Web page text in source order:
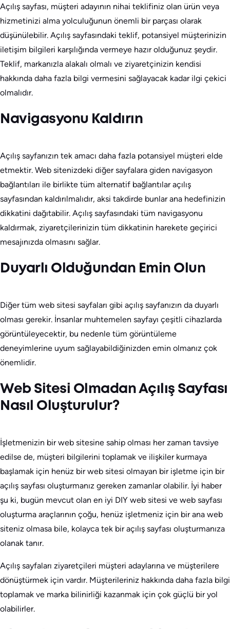
Açılış sayfası, müşteri adayının nihai teklifiniz olan ürün veya
hizmetinizi alma yolculuğunun önemli bir parçası olarak
düşünülebilir. Açılış sayfasındaki teklif, potansiyel müşterinizin
iletişim bilgileri karşılığında vermeye hazır olduğunuz şeydir.
Teklif, markanızla alakalı olmalı ve ziyaretçinizin kendisi
hakkında daha fazla bilgi vermesini sağlayacak kadar ilgi çekici
olmalıdır.
Navigasyonu Kaldırın
Açılış sayfanızın tek amacı daha fazla potansiyel müşteri elde
etmektir. Web sitenizdeki diğer sayfalara giden navigasyon
bağlantıları ile birlikte tüm alternatif bağlantılar açılış
sayfasından kaldırılmalıdır, aksi takdirde bunlar ana hedefinizin
dikkatini dağıtabilir. Açılış sayfasındaki tüm navigasyonu
kaldırmak, ziyaretçilerinizin tüm dikkatinin harekete geçirici
mesajınızda olmasını sağlar.
Duyarlı Olduğundan Emin Olun
Diğer tüm web sitesi sayfaları gibi açılış sayfanızın da duyarlı
olması gerekir. İnsanlar muhtemelen sayfayı çeşitli cihazlarda
görüntüleyecektir, bu nedenle tüm görüntüleme
deneyimlerine uyum sağlayabildiğinizden emin olmanız çok
önemlidir.
Web Sitesi Olmadan Açılış Sayfası
Nasıl Oluşturulur?
İşletmenizin bir web sitesine sahip olması her zaman tavsiye
edilse de, müşteri bilgilerini toplamak ve ilişkiler kurmaya
başlamak için henüz bir web sitesi olmayan bir işletme için bir
açılış sayfası oluşturmanız gereken zamanlar olabilir. İyi haber
şu ki, bugün mevcut olan en iyi DIY web sitesi ve web sayfası
oluşturma araçlarının çoğu, henüz işletmeniz için bir ana web
siteniz olmasa bile, kolayca tek bir açılış sayfası oluşturmanıza
olanak tanır.
Açılış sayfaları ziyaretçileri müşteri adaylarına ve müşterilere
dönüştürmek için vardır. Müşterileriniz hakkında daha fazla bilgi
toplamak ve marka bilinirliği kazanmak için çok güçlü bir yol
olabilirler.